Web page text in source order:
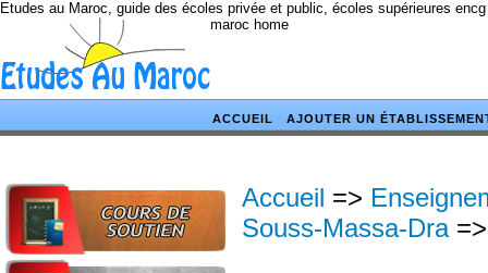
Etudes au Maroc, guide des écoles privée et public, écoles supérieures
maroc home
ACCUEIL AJOUTER UN
Accueil =>
Souss-Massa-Dra